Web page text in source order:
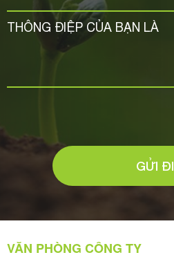
GỬI ĐI
VĂN PHÒNG CÔNG TY